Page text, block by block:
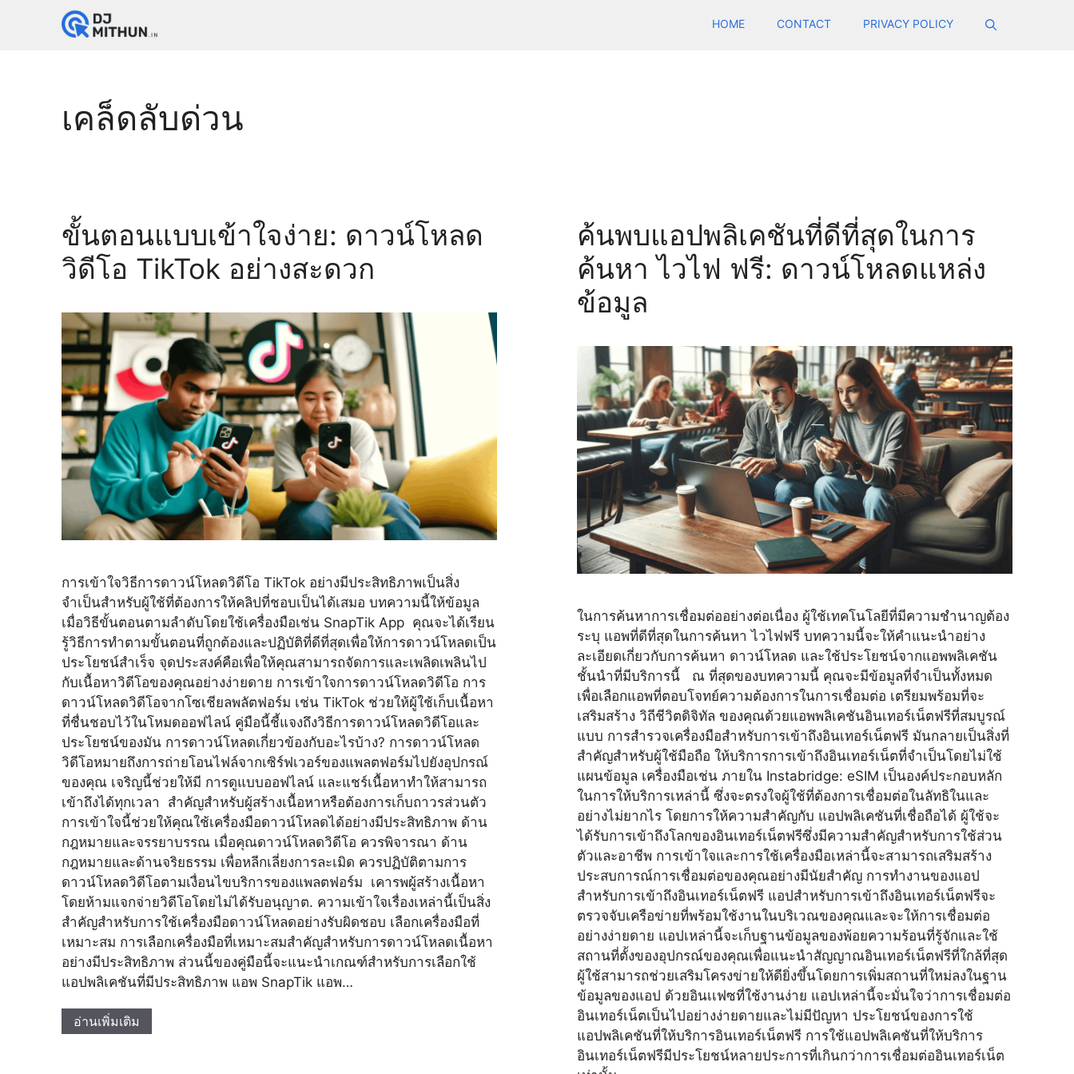
HOME CONTACT PRIVACY POLICY
เคล็ดลับด่วน
ขั้นตอนแบบเข้าใจง่าย: ดาวน์โหลด
วิดีโอ TikTok อย่างสะดวก
การเข้าใจวิธีการดาวน์โหลดวิดีโอ TikTok อย่างมีประสิทธิภาพเป็นสิ่ง
จำเป็นสำหรับผู้ใช้ที่ต้องการให้คลิปที่ชอบเป็นได้เสมอ บทความนี้ให้ข้อมูล
เมื่อวิธีขั้นตอนตามลำดับโดยใช้เครื่องมือเช่น SnapTik App คุณจะได้เรียน
รู้วิธีการทำตามขั้นตอนที่ถูกต้องและปฏิบัติที่ดีที่สุดเพื่อให้การดาวน์โหลดเป็น
ประโยชน์สำเร็จ จุดประสงค์คือเพื่อให้คุณสามารถจัดการและเพลิดเพลินไป
กับเนื้อหาวิดีโอของคุณอย่างง่ายดาย การเข้าใจการดาวน์โหลดวิดีโอ การ
ดาวน์โหลดวิดีโอจากโซเชียลพลัตฟอร์ม เช่น TikTok ช่วยให้ผู้ใช้เก็บเนื้อหา
ที่ชื่นชอบไว้ในโหมดออฟไลน์ คู่มือนี้ชี้แจงถึงวิธีการดาวน์โหลดวิดีโอและ
ประโยชน์ของมัน การดาวน์โหลดเกี่ยวข้องกับอะไรบ้าง? การดาวน์โหลด
วิดีโอหมายถึงการถ่ายโอนไฟล์จากเซิร์ฟเวอร์ของแพลตฟอร์มไปยังอุปกรณ์
ของคุณ เจริญนี้ช่วยให้มี การดูแบบออฟไลน์ และแชร์เนื้อหาทำให้สามารถ
เข้าถึงได้ทุกเวลา สำคัญสำหรับผู้สร้างเนื้อหาหรือต้องการเก็บถาวรส่วนตัว
การเข้าใจนี้ช่วยให้คุณใช้เครื่องมือดาวน์โหลดได้อย่างมีประสิทธิภาพ ด้าน
กฎหมายและจรรยาบรรณ เมื่อคุณดาวน์โหลดวิดีโอ ควรพิจารณา ด้าน
กฎหมายและด้านจริยธรรม เพื่อหลีกเลี่ยงการละเมิด ควรปฏิบัติตามการ
ดาวน์โหลดวิดีโอตามเงื่อนไขบริการของแพลตฟอร์ม เคารพผู้สร้างเนื้อหา
โดยห้ามแจกจ่ายวิดีโอโดยไม่ได้รับอนุญาต. ความเข้าใจเรื่องเหล่านี้เป็นสิ่ง
สำคัญสำหรับการใช้เครื่องมือดาวน์โหลดอย่างรับผิดชอบ เลือกเครื่องมือที่
เหมาะสม การเลือกเครื่องมือที่เหมาะสมสำคัญสำหรับการดาวน์โหลดเนื้อหา
อย่างมีประสิทธิภาพ ส่วนนี้ของคู่มือนี้จะแนะนำเกณฑ์สำหรับการเลือกใช้
แอปพลิเคชันที่มีประสิทธิภาพ แอพ SnapTik แอพ…
อ่านเพิ่มเติม
ค้นพบแอปพลิเคชันที่ดีที่สุดในการ
ค้นหา ไวไฟ ฟรี: ดาวน์โหลดแหล่ง
ข้อมูล
ในการค้นหาการเชื่อมต่ออย่างต่อเนื่อง ผู้ใช้เทคโนโลยีที่มีความชำนาญต้อง
ระบุ แอพที่ดีที่สุดในการค้นหา ไวไฟฟรี บทความนี้จะให้คำแนะนำอย่าง
ละเอียดเกี่ยวกับการค้นหา ดาวน์โหลด และใช้ประโยชน์จากแอพพลิเคชัน
ชั้นนำที่มีบริการนี้ ณ ที่สุดของบทความนี้ คุณจะมีข้อมูลที่จำเป็นทั้งหมด
เพื่อเลือกแอพที่ตอบโจทย์ความต้องการในการเชื่อมต่อ เตรียมพร้อมที่จะ
เสริมสร้าง วิถีชีวิตดิจิทัล ของคุณด้วยแอพพลิเคชันอินเทอร์เน็ตฟรีที่สมบูรณ์
แบบ การสำรวจเครื่องมือสำหรับการเข้าถึงอินเทอร์เน็ตฟรี มันกลายเป็นสิ่งที่
สำคัญสำหรับผู้ใช้มือถือ ให้บริการการเข้าถึงอินเทอร์เน็ตที่จำเป็นโดยไม่ใช้
แผนข้อมูล เครื่องมือเช่น ภายใน Instabridge: eSIM เป็นองค์ประกอบหลัก
ในการให้บริการเหล่านี้ ซึ่งจะตรงใจผู้ใช้ที่ต้องการเชื่อมต่อในลัทธิในและ
อย่างไม่ยากไร โดยการให้ความสำคัญกับ แอปพลิเคชันที่เชื่อถือได้ ผู้ใช้จะ
ได้รับการเข้าถึงโลกของอินเทอร์เน็ตฟรีซึ่งมีความสำคัญสำหรับการใช้ส่วน
ตัวและอาชีพ การเข้าใจและการใช้เครื่องมือเหล่านี้จะสามารถเสริมสร้าง
ประสบการณ์การเชื่อมต่อของคุณอย่างมีนัยสำคัญ การทำงานของแอป
สำหรับการเข้าถึงอินเทอร์เน็ตฟรี แอปสำหรับการเข้าถึงอินเทอร์เน็ตฟรีจะ
ตรวจจับเครือข่ายที่พร้อมใช้งานในบริเวณของคุณและจะให้การเชื่อมต่อ
อย่างง่ายดาย แอปเหล่านี้จะเก็บฐานข้อมูลของพ้อยความร้อนที่รู้จักและใช้
สถานที่ตั้งของอุปกรณ์ของคุณเพื่อแนะนำสัญญาณอินเทอร์เน็ตฟรีที่ใกล้ที่สุด
ผู้ใช้สามารถช่วยเสริมโครงข่ายให้ดียิ่งขึ้นโดยการเพิ่มสถานที่ใหม่ลงในฐาน
ข้อมูลของแอป ด้วยอินเเฟซที่ใช้งานง่าย แอปเหล่านี้จะมั่นใจว่าการเชื่อมต่อ
อินเทอร์เน็ตเป็นไปอย่างง่ายดายและไม่มีปัญหา ประโยชน์ของการใช้
แอปพลิเคชันที่ให้บริการอินเทอร์เน็ตฟรี การใช้แอปพลิเคชันที่ให้บริการ
อินเทอร์เน็ตฟรีมีประโยชน์หลายประการที่เกินกว่าการเชื่อมต่ออินเทอร์เน็ต